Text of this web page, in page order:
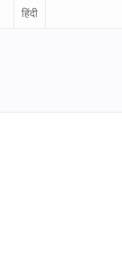
हिंदी